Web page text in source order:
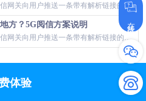
5G阅信是什么？5G阅信，是通过短信网关向用户推送一条带有解析链接的文字短信，手机收到短信后，通过短信增强技术将短信内容解析为已报备的图文、...
方？5G阅信方案说明
什么叫5G阅信？5G阅信，是通过短信网关向用户推送一条带有解析链接的文字短信，用户收到手机短信后，通过短信增强技术将短信内容解析为图文、多图...
在线咨询
体验